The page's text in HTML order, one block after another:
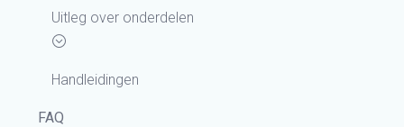
Uitleg over onderdelen
Handleidingen
FAQ